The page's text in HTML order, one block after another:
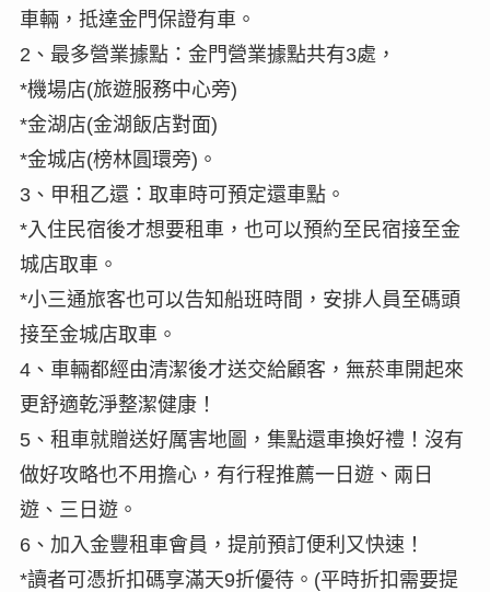
車輛，抵達金門保證有車。
2、最多營業據點：金門營業據點共有3處，
*機場店(旅遊服務中心旁)
*金湖店(金湖飯店對面)
*金城店(榜林圓環旁)。
3、甲租乙還：取車時可預定還車點。
*入住民宿後才想要租車，也可以預約至民宿接至金
城店取車。
*小三通旅客也可以告知船班時間，安排人員至碼頭
接至金城店取車。
4、車輛都經由清潔後才送交給顧客，無菸車開起來
更舒適乾淨整潔健康！
5、租車就贈送好厲害地圖，集點還車換好禮！沒有
做好攻略也不用擔心，有行程推薦一日遊、兩日
遊、三日遊。
6、加入金豐租車會員，提前預訂便利又快速！
*讀者可憑折扣碼享滿天9折優待。(平時折扣需要提